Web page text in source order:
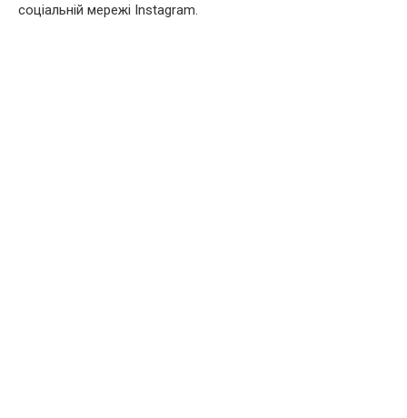
соціальній мережі Instagram.